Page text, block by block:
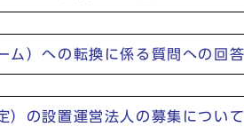
）への転換に係る質問への回
）の設置運営法人の募集について